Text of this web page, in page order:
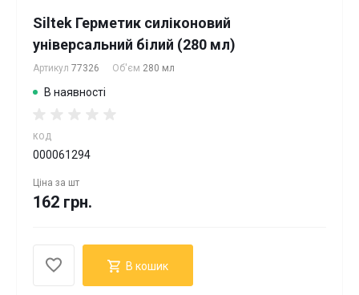
Siltek Герметик силіконовий
універсальний білий (280 мл)
Артикул 77326 Об'єм 280 мл
В наявності
КОД
000061294
Ціна за шт
162 грн.
В кошик